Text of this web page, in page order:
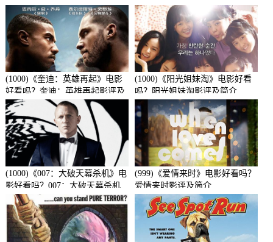
(1000)《奎迪：英雄再起》电影
好看吗？奎迪：英雄再起影评及
简介
(1000)《阳光姐妹淘》电影好看
吗？阳光姐妹淘影评及简介
(1000)《007：大破天幕杀机》电
影好看吗？007：大破天幕杀机
影评及简介
(999)《爱情来时》电影好看吗？
爱情来时影评及简介